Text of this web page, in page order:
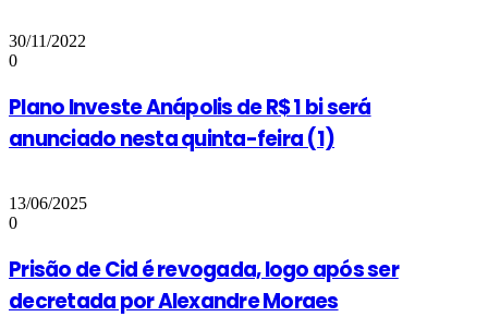
30/11/2022
0
Plano Investe Anápolis de R$ 1 bi será
anunciado nesta quinta-feira (1)
13/06/2025
0
Prisão de Cid é revogada, logo após ser
decretada por Alexandre Moraes